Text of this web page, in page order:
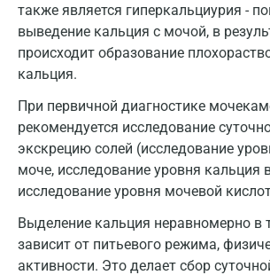
также является гиперкальциурия -
выведение кальция с мочой, в
происходит образование
кальция.
При первичной диагностике
рекомендуется исследование
экскрецию солей (исследование
моче, исследование уровня кальция
исследование уровня мочевой
Выделение кальция неравномерно в
зависит от питьевого режима,
активности. Это делает сбор
Йошкар-Ола
Калининград
Калуга
Кемерово
Ковров
Коломна
Королев
Кострома